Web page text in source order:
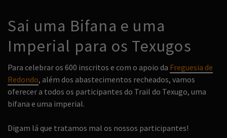
Sai uma Bifana e uma
Imperial para os Texugos
Para celebrar os 600 inscritos e com o apoio da Freguesia de
Redondo, além dos abastecimentos recheados, vamos
oferecer a todos os participantes do Trail do Texugo, uma
bifana e uma imperial.
Digam lá que tratamos mal os nossos participantes!